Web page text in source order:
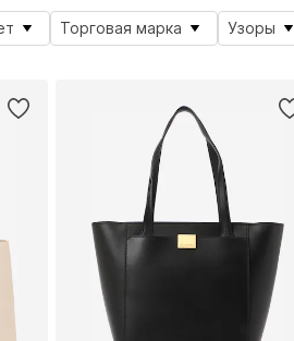
Торговая марка Узоры